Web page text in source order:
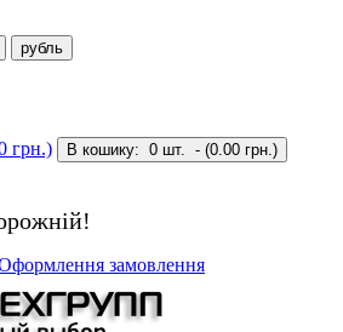
рубль
грн.) В кошику: 0 шт. - (0.00 грн.)
замовлення